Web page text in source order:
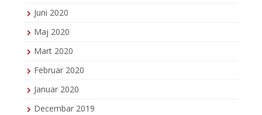
Juni 2020
Maj 2020
Mart 2020
Februar 2020
Januar 2020
Decembar 2019